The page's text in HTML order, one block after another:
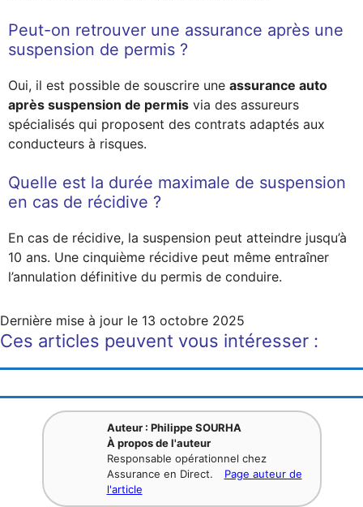
Peut-on retrouver une assurance après une
suspension de permis ?
Oui, il est possible de souscrire une assurance auto
après suspension de permis via des assureurs
spécialisés qui proposent des contrats adaptés aux
conducteurs à risques.
Quelle est la durée maximale de suspension
en cas de récidive ?
En cas de récidive, la suspension peut atteindre jusqu’à
10 ans. Une cinquième récidive peut même entraîner
l’annulation définitive du permis de conduire.
Dernière mise à jour le 13 octobre 2025
Ces articles peuvent vous intéresser :
Auteur : Philippe SOURHA
À propos de l'auteur
Responsable opérationnel chez
Assurance en Direct.
Page auteur de
l'article